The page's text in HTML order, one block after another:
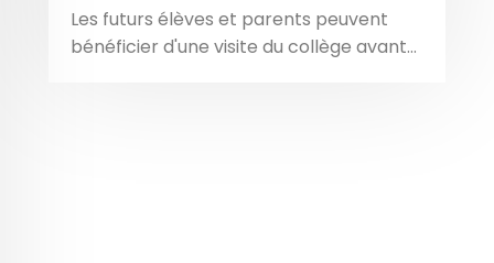
Les futurs élèves et parents peuvent
bénéficier d'une visite du collège avant...